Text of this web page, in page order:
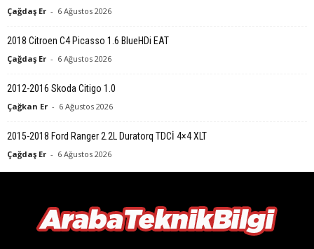
Çağdaş Er - 6 Ağustos 2026
2018 Citroen C4 Picasso 1.6 BlueHDi EAT
Çağdaş Er - 6 Ağustos 2026
2012-2016 Skoda Citigo 1.0
Çağkan Er - 6 Ağustos 2026
2015-2018 Ford Ranger 2.2L Duratorq TDCİ 4×4 XLT
Çağdaş Er - 6 Ağustos 2026